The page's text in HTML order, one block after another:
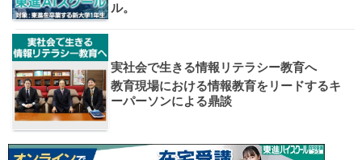
お知らせ・イベント
高3生・高2生・高1生対